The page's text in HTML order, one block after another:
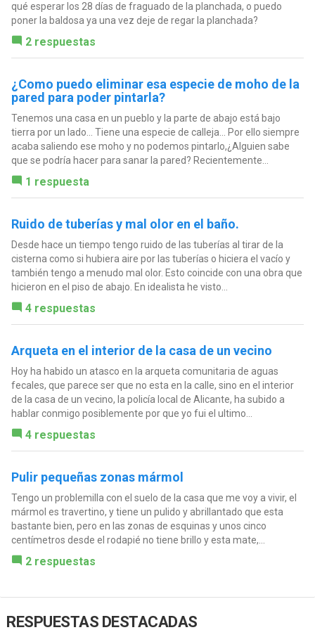
qué esperar los 28 días de fraguado de la planchada, o puedo
poner la baldosa ya una vez deje de regar la planchada?
2 respuestas
¿Como puedo eliminar esa especie de moho de la
pared para poder pintarla?
Tenemos una casa en un pueblo y la parte de abajo está bajo
tierra por un lado... Tiene una especie de calleja... Por ello siempre
acaba saliendo ese moho y no podemos pintarlo,¿Alguien sabe
que se podría hacer para sanar la pared? Recientemente...
1 respuesta
Ruido de tuberías y mal olor en el baño.
Desde hace un tiempo tengo ruido de las tuberías al tirar de la
cisterna como si hubiera aire por las tuberías o hiciera el vacío y
también tengo a menudo mal olor. Esto coincide con una obra que
hicieron en el piso de abajo. En idealista he visto...
4 respuestas
Arqueta en el interior de la casa de un vecino
Hoy ha habido un atasco en la arqueta comunitaria de aguas
fecales, que parece ser que no esta en la calle, sino en el interior
de la casa de un vecino, la policía local de Alicante, ha subido a
hablar conmigo posiblemente por que yo fui el ultimo...
4 respuestas
Pulir pequeñas zonas mármol
Tengo un problemilla con el suelo de la casa que me voy a vivir, el
mármol es travertino, y tiene un pulido y abrillantado que esta
bastante bien, pero en las zonas de esquinas y unos cinco
centímetros desde el rodapié no tiene brillo y esta mate,...
2 respuestas
RESPUESTAS DESTACADAS